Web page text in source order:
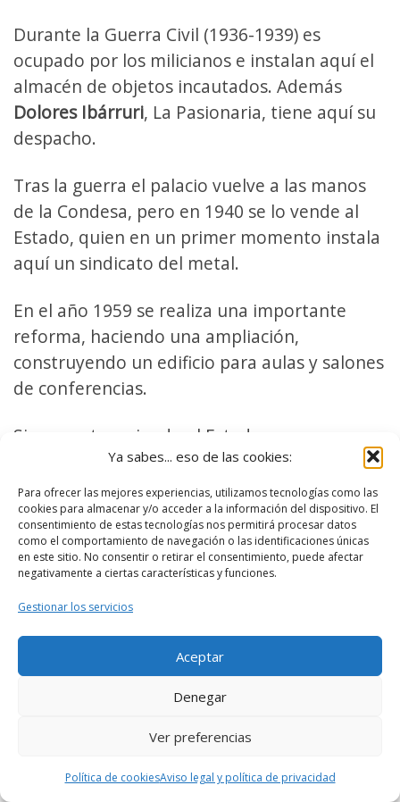
Ya sabes... eso de las cookies:
Para ofrecer las mejores experiencias, utilizamos tecnologías como las
cookies para almacenar y/o acceder a la información del dispositivo. El
consentimiento de estas tecnologías nos permitirá procesar datos
como el comportamiento de navegación o las identificaciones únicas
en este sitio. No consentir o retirar el consentimiento, puede afectar
negativamente a ciertas características y funciones.
Gestionar los servicios
Aceptar
Denegar
Ver preferencias
Política de cookiesAviso legal y política de privacidad
Durante la Guerra Civil (1936-1939) es
ocupado por los milicianos e instalan aquí el
almacén de objetos incautados. Además
Dolores Ibárruri, La Pasionaria, tiene aquí su
despacho.
Tras la guerra el palacio vuelve a las manos
de la Condesa, pero en 1940 se lo vende al
Estado, quien en un primer momento instala
aquí un sindicato del metal.
En el año 1959 se realiza una importante
reforma, haciendo una ampliación,
construyendo un edificio para aulas y salones
de conferencias.
Sigue perteneciendo al Estado, y
actualmente alMinisterio de la
Administración Pública.
El estilo de este Palacio de la Condesa de
Adanero es el típico de Saldaña, un estilo
afrancesado, decorado con molduras,
guirnaldas, balconcitos, balaustradas y
decoraciones exuberantes. En su interior
conserva una de las mejores escaleras
interiores que podemos tener en un palacio,
entrada y que además está iluminada por
una bella cristalera.